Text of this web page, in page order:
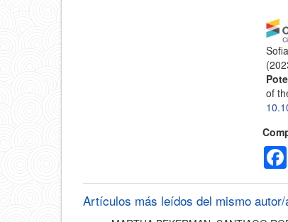
of
Artículos más leídos del mismo autor/